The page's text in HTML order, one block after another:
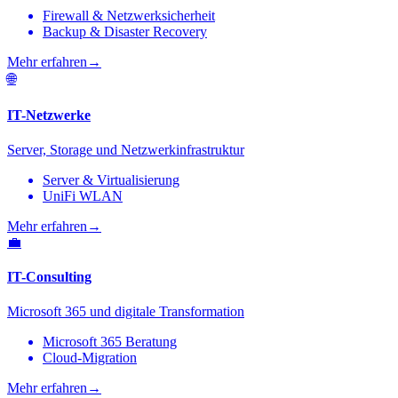
Firewall & Netzwerksicherheit
Backup & Disaster Recovery
Mehr erfahren →
🌐
IT-Netzwerke
Server, Storage und Netzwerkinfrastruktur
Server & Virtualisierung
UniFi WLAN
Mehr erfahren →
💼
IT-Consulting
Microsoft 365 und digitale Transformation
Microsoft 365 Beratung
Cloud-Migration
Mehr erfahren→